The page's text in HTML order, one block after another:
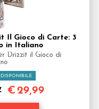
Il Gioco di Carte: 3
in Italiano
Drizzit il Gioco di
DISPONIBILE
€ 29,99